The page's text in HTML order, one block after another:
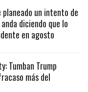
un intento de
diciendo que lo
en agosto
Tumban Trump
más del